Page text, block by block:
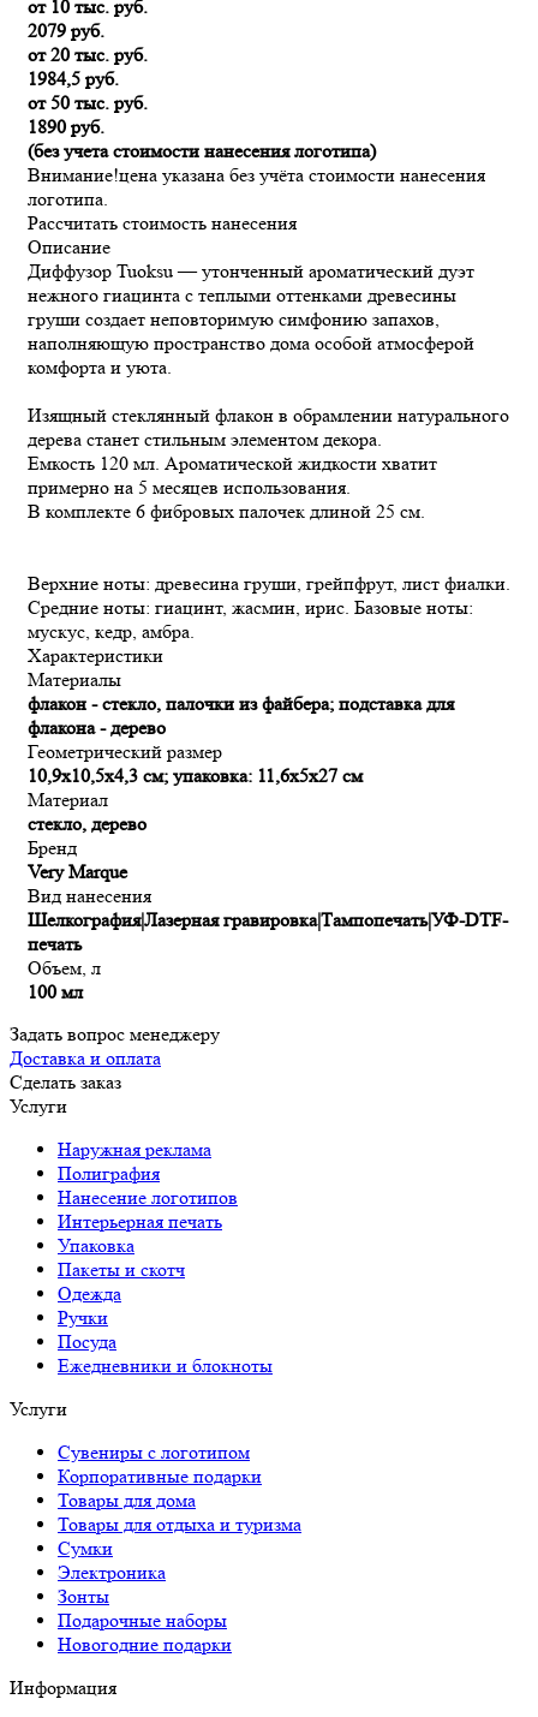
от 10 тыс. руб.
2079 руб.
от 20 тыс. руб.
1984,5 руб.
от 50 тыс. руб.
1890 руб.
(без учета стоимости нанесения логотипа)
Внимание!цена указана без учёта стоимости нанесения
логотипа.
Рассчитать стоимость нанесения
Описание
Диффузор Tuoksu — утонченный ароматический дуэт
нежного гиацинта с теплыми оттенками древесины
груши создает неповторимую симфонию запахов,
наполняющую пространство дома особой атмосферой
комфорта и уюта.
Изящный стеклянный флакон в обрамлении натурального
дерева станет стильным элементом декора.
Емкость 120 мл. Ароматической жидкости хватит
примерно на 5 месяцев использования.
В комплекте 6 фибровых палочек длиной 25 см.
Верхние ноты: древесина груши, грейпфрут, лист фиалки.
Средние ноты: гиацинт, жасмин, ирис. Базовые ноты:
мускус, кедр, амбра.
Характеристики
Материалы
флакон - стекло, палочки из файбера; подставка для
флакона - дерево
Геометрический размер
10,9х10,5х4,3 см; упаковка: 11,6х5х27 см
Материал
стекло, дерево
Бренд
Very Marque
Вид нанесения
Шелкография|Лазерная гравировка|Тампопечать|УФ-DTF-
печать
Объем, л
100 мл
Задать вопрос менеджеру
Доставка и оплата
Сделать заказ
Услуги
Наружная реклама
Полиграфия
Нанесение логотипов
Интерьерная печать
Упаковка
Пакеты и скотч
Одежда
Ручки
Посуда
Ежедневники и блокноты
Услуги
Сувениры с логотипом
Корпоративные подарки
Товары для дома
Товары для отдыха и туризма
Сумки
Электроника
Зонты
Подарочные наборы
Новогодние подарки
Информация